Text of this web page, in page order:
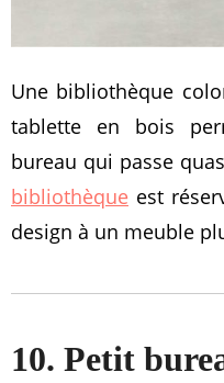
Une bibliothèque
tablette en bois
bureau qui passe
bibliothèque est
design à un meuble
10. Petit